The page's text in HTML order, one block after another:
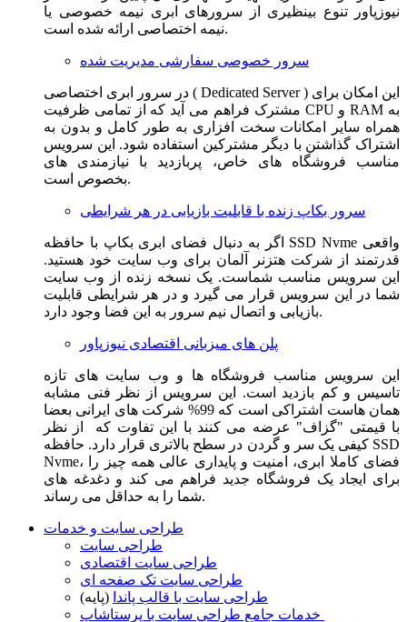
نیوزپاور تنوع بینظیری از سرورهای ابری نیمه خصوصی یا
نیمه اختصاصی ارائه شده است.
سرور خصوصی سفارشی مدیریت شده
در سرور ابری اختصاصی ( Dedicated Server ) این امکان برای
مشترک فراهم می آید که از تمامی ظرفیت CPU و RAM به
همراه سایر امکانات سخت افزاری به طور کامل و بدون به
اشتراک گذاشتن با دیگر مشترکین استفاده شود. این سرویس
مناسب فروشگاه های خاص، پربازدید با نیازمندی های
بخصوص است.
سرور بکاپ زنده با قابلیت بازیابی در هر شرایطی
اگر به دنبال فضای ابری بکاپ با حافظه SSD Nvme واقعی
قدرتمند از شرکت هتزنر آلمان برای وب سایت خود هستید.
این سرویس مناسب شماست. یک نسخه زنده از وب سایت
شما در این سرویس قرار می گیرد و در هر شرایطی قابلیت
بازیابی و اتصال نیم سرور به این فضا وجود دارد.
پلن های میزبانی اقتصادی نیوزپاور
این سرویس مناسب فروشگاه ها و وب سایت های تازه
تاسیس و کم بازدید است. این سرویس از نظر فنی مشابه
همان هاست اشتراکی است که 99% شرکت های ایرانی بعضا
با قیمتی "گزاف" عرضه می کنند با این تفاوت که از نظر
کیفی یک سر و گردن در سطح بالاتری قرار دارد. حافظه SSD
Nvme، فضای کاملا ابری، امنیت و پایداری عالی همه چیز را
برای ایجاد یک فروشگاه جدید فراهم می کند و دغدغه های
شما را به حداقل می رساند.
طراحی سایت و خدمات
طراحی سایت
طراحی سایت اقتصادی
طراحی سایت تک صفحه ای
طراحی سایت با قالب پاندا (پایه)